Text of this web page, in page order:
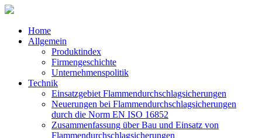
Home
Allgemein
Produktindex
Firmengeschichte
Unternehmenspolitik
Technik
Einsatzgebiet Flammendurchschlagsicherungen
Neuerungen bei Flammendurchschlagsicherungen
durch die Norm EN ISO 16852
Zusammenfassung über Bau und Einsatz von
Flammendurchschlagsicherungen